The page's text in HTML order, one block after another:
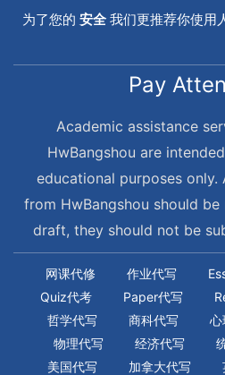
为了您的 安全 我们更推荐你使用
Pay
Academic assistance
HwBangshou are
educational purposes
from HwBangshou should
draft, they should not be
网课代修 作业代写
Quiz代考
Paper代写
哲学代写
商科代写 心
物理代写
经济代写
美国代写
加拿大代写